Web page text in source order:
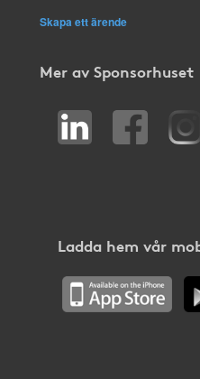
Skapa ett ärende
Mer av Sponsorhuset
Ladda hem vår